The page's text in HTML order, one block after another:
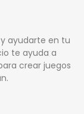
ayudarte en tu
te ayuda a
crear juegos